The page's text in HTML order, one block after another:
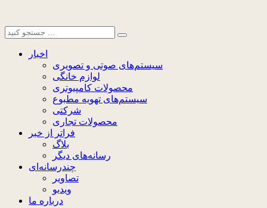
اخبار
سیستم‌های صوتی و تصویری
لوازم خانگی
محصولات کامپیوتری
سیستم‌های تهویه مطبوع
شرکتی
محصولات تجاری
فراتر از خبر
بلاگ
رسانه‌های دیگر
چندرسانه‌ای
تصاویر
ویدیو
درباره ما